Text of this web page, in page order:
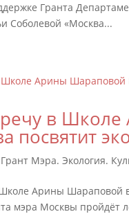
Гранта
Соболевой «Москва...
в
посвятит
Грант Мэра. Экология.
Арины Шараповой
мэра Москвы пройдёт